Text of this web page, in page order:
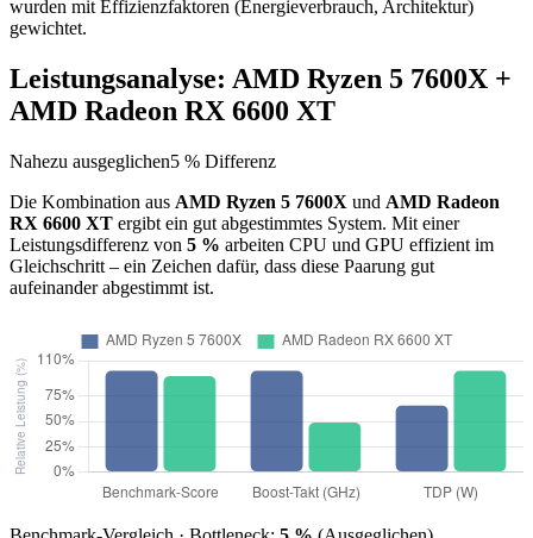
wurden mit Effizienzfaktoren (Energieverbrauch, Architektur)
gewichtet.
Leistungsanalyse: AMD Ryzen 5 7600X +
AMD Radeon RX 6600 XT
Nahezu ausgeglichen5 % Differenz
Die Kombination aus AMD Ryzen 5 7600X und AMD Radeon
RX 6600 XT ergibt ein gut abgestimmtes System. Mit einer
Leistungsdifferenz von 5 % arbeiten CPU und GPU effizient im
Gleichschritt – ein Zeichen dafür, dass diese Paarung gut
aufeinander abgestimmt ist.